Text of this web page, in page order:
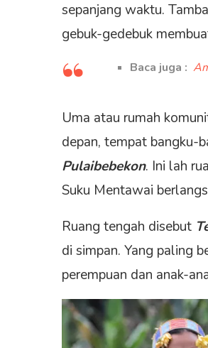
sepanjang waktu.
gebuk-gedebuk
Baca juga :
Uma atau rumah
depan, tempat bangku-
Pulaibebekon. Ini lah
Suku Mentawai
Ruang tengah disebut
di simpan. Yang paling
perempuan dan anak-